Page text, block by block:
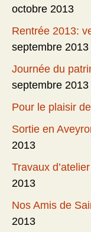
octobre 2013
Rentrée 2013:
septembre 2013
Journée du
septembre 2013
Pour le plaisir
Sortie en
2013
Travaux
2013
Nos Amis de
2013